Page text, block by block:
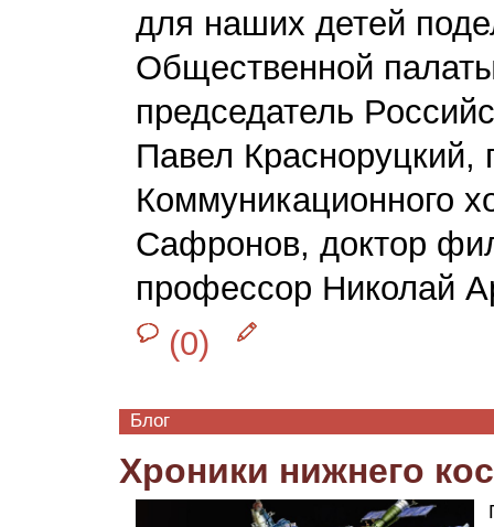
для наших детей
Общественной
председатель
Павел Красноруцкий,
Коммуникационного
Сафронов, доктор
профессор Николай
(0)
Блог
Хроники нижнего